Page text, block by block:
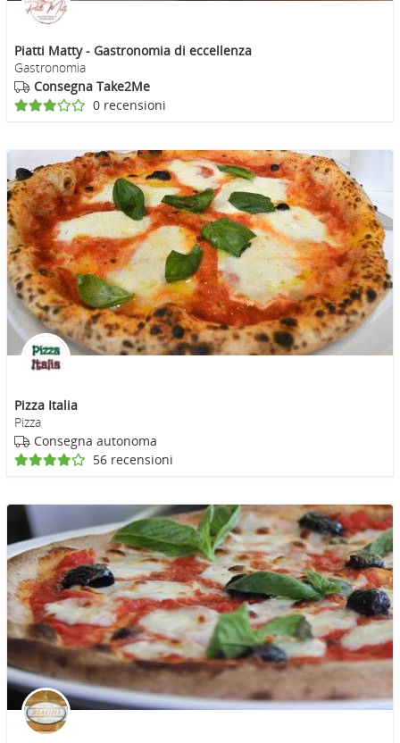
Piatti Matty - Gastronomia di eccellenza
Gastronomia
Consegna Take2Me
0 recensioni
Pizza Italia
Pizza
Consegna autonoma
56 recensioni